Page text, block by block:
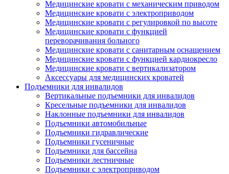
Медицинские кровати с механическим приводом
Медицинские кровати с электроприводом
Медицинские кровати с регулировкой по высоте
Медицинские кровати с функцией
переворачивания больного
Медицинские кровати с санитарным оснащением
Медицинские кровати с функцией кардиокресло
Медицинские кровати с вертикализатором
Аксессуары для медицинских кроватей
Подъемники для инвалидов
Вертикальные подъемники для инвалидов
Кресельные подъемники для инвалидов
Наклонные подъемники для инвалидов
Подъемники автомобильные
Подъемники гидравлические
Подъемники гусеничные
Подъемники для бассейна
Подъемники лестничные
Подъемники с электроприводом